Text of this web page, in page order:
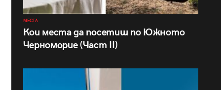
МЕСТА
Кои места да посетиш по Южното
Черноморие (Част II)